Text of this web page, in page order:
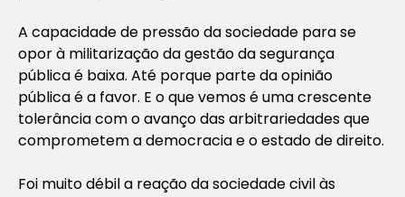
A capacidade de pressão da sociedade para se
opor à militarização da gestão da segurança
pública é baixa. Até porque parte da opinião
pública é a favor. E o que vemos é uma crescente
tolerância com o avanço das arbitrariedades que
comprometem a democracia e o estado de direito.
Foi muito débil a reação da sociedade civil às